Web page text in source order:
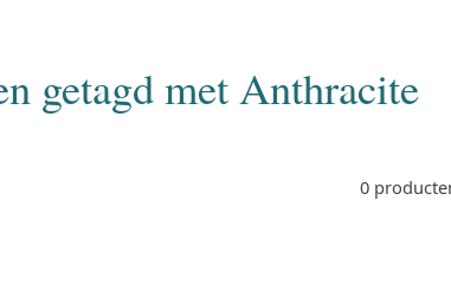
getagd met Anthracite
0